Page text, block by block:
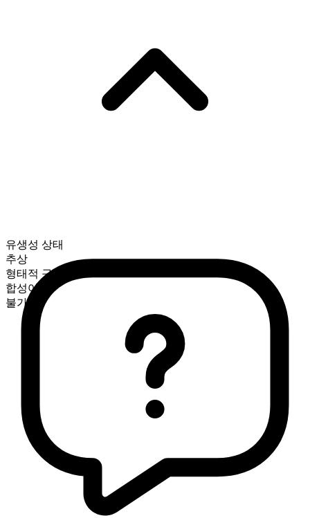
유생성 상태
추상
형태적 구성
합성어
불가산